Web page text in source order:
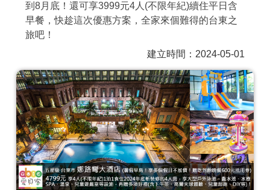
討論區
APP下載
到8月底！還可享3999元4人(不限年紀)續住平日含
早餐，快趁這次優惠方案，全家來個難得的台東之
旅吧！
建立時間：2024-05-01